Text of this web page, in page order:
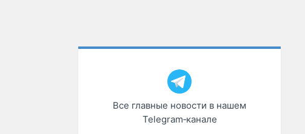
Все главные новости в нашем
Telegram‑канале